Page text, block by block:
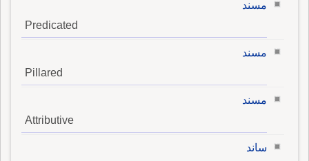
مسند
Predicated
مسند
Pillared
مسند
Attributive
ساند